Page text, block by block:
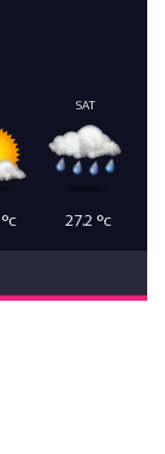
°c
SAT
27.2°c